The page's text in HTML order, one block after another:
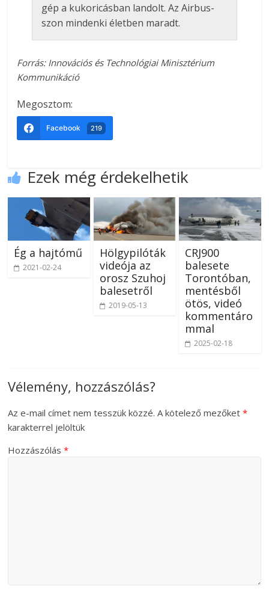
gép a kukoricásban landolt. Az Airbus-
szon mindenki életben maradt.
Forrás: Innovációs és Technológiai Minisztérium
Kommunikáció
Megosztom:
Facebook 219
Ezek még érdekelhetik
Ég a hajtómű
2021-02-24
Hölgypilóták
videója az
orosz Szuhoj
balesetről
2019-05-13
CRJ900
balesete
Torontóban,
mentésből
ötös, videó
kommentáro
mmal
2025-02-18
Vélemény, hozzászólás?
Az e-mail címet nem tesszük közzé. A kötelező mezőket*
karakterrel jelöltük
Hozzászólás*